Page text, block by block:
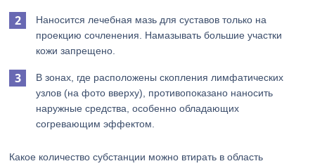
Наносится лечебная мазь для суставов только на
проекцию сочленения. Намазывать большие участки
кожи запрещено.
В зонах, где расположены скопления лимфатических
узлов (на фото вверху), противопоказано наносить
наружные средства, особенно обладающих
согревающим эффектом.
Какое количество субстанции можно втирать в область